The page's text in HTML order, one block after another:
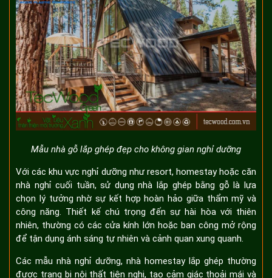
Mẫu nhà gỗ lắp ghép đẹp cho không gian nghỉ dưỡng
Với các khu vực nghỉ dưỡng như resort, homestay hoặc căn
nhà nghỉ cuối tuần, sử dụng nhà lắp ghép bằng gỗ là lựa
chọn lý tưởng nhờ sự kết hợp hoàn hảo giữa thẩm mỹ và
công năng. Thiết kế chú trọng đến sự hài hòa với thiên
nhiên, thường có các cửa kính lớn hoặc ban công mở rộng
để tận dụng ánh sáng tự nhiên và cảnh quan xung quanh.
Các mẫu nhà nghỉ dưỡng, nhà homestay lắp ghép thường
được trang bị nội thất tiện nghi, tạo cảm giác thoải mái và